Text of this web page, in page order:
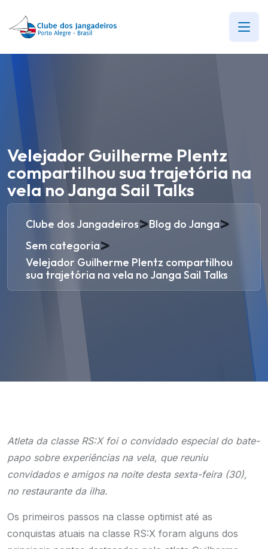
Velejador Guilherme Plentz
compartilhou sua trajetória na
vela no Janga Sail Talks
Clube dos Jangadeiros>Blog do Janga>
Sem categoria>
Velejador Guilherme Plentz compartilhou
sua trajetória na vela no Janga Sail Talks
Atleta da classe RS:X foi o convidado especial do bate-
papo sobre experiências na vela, que reuniu
convidados e amigos na noite desta sexta-feira (30),
no restaurante da ilha.
Os primeiros passos na classe optimist até as
conquistas atuais na classe RS:X foram alguns dos